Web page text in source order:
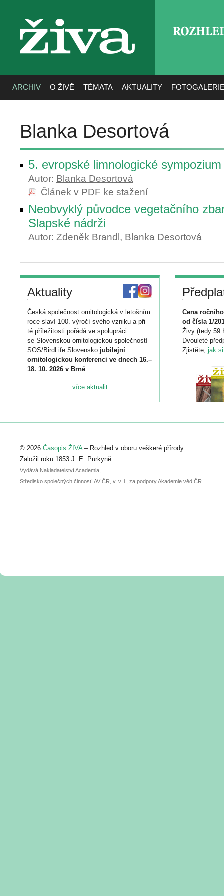
živa
ARCHIV O ŽIVĚ TÉMATA AKTUALITY
Blanka Desortová
5. evropské limnologické sympozium
Autor: Blanka Desortová
Článek v PDF ke stažení
Neobvyklý původce vegetačního
Slapské nádrži
Autor: Zdeněk Brandl , Blanka Desortová
Aktuality
Česká společnost ornitologická v letošním
roce slaví 100. výročí svého vzniku a při
té příležitosti pořádá ve spolupráci
se Slovenskou ornitologickou společností
SOS/BirdLife Slovensko jubilejní
ornitologickou konferenci ve dnech 16.–
18. 10. 2026 v Brně.
Podrobnější informace ke konferenci
Registrovat se můžete do 6. září.
abstraktu přihlášené přednášky nebo
posteru je už 30. června.
... více aktualit ...
Cena
od čísla 1/
Živy (tedy 59
Dvouleté
Zjistěte, jak
© 2026 Časopis ŽIVA– Rozhled v oboru veškeré přírody.
Založil roku 1853 J. E. Purkyně.
Vydává Nakladatelství Academia,
Středisko společných činností AV ČR, v. v. i., za podpory Akademie věd ČR.